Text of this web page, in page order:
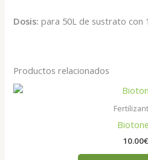
Dosis:para 50L de sustrato con
Productos relacionados
10.00€